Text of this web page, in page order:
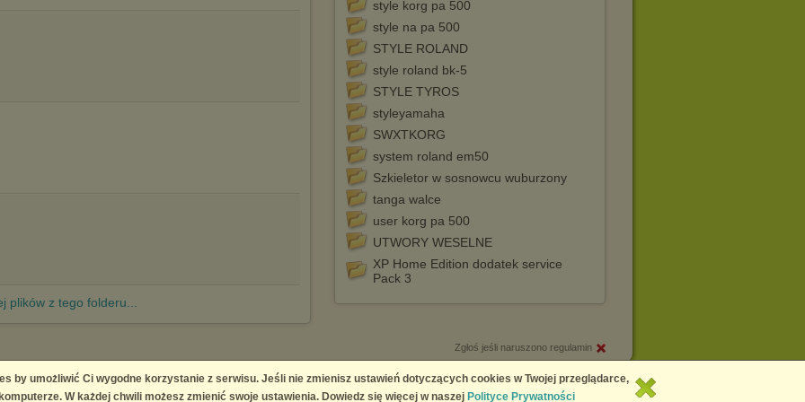
style korg pa 500
style na pa 500
STYLE ROLAND
style roland bk-5
STYLE TYROS
styleyamaha
SWXTKORG
system roland em50
Szkieletor w sosnowcu wuburzony
tanga walce
user korg pa 500
UTWORY WESELNE
XP Home Edition dodatek service
Pack 3
plików z tego folderu...
Zgłoś jeśli naruszono regulamin
infringement
Copyright © 2026Chomikuj.pl
by umożliwić Ci wygodne korzystanie z serwisu. Jeśli nie zmienisz ustawień dotyczących cookies w Twojej przeglądarce,
W każdej chwili możesz zmienić swoje ustawienia. Dowiedz się więcej w naszej Polityce Prywatności